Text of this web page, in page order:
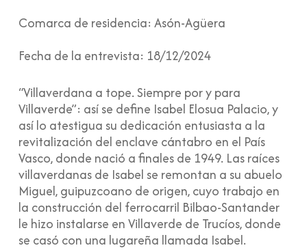
Comarca de residencia: Asón-Agüera
Fecha de la entrevista: 18/12/2024
“Villaverdana a tope. Siempre por y para
Villaverde”: así se define Isabel Elosua Palacio, y
así lo atestigua su dedicación entusiasta a la
revitalización del enclave cántabro en el País
Vasco, donde nació a finales de 1949. Las raíces
villaverdanas de Isabel se remontan a su abuelo
Miguel, guipuzcoano de origen, cuyo trabajo en
la construcción del ferrocarril Bilbao-Santander
le hizo instalarse en Villaverde de Trucíos, donde
se casó con una lugareña llamada Isabel.